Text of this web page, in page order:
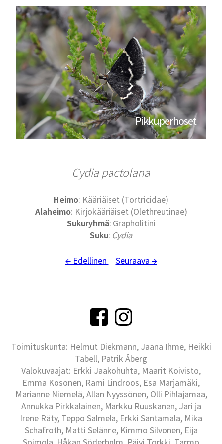
Pikkuperhoset
Cydia pactolana
Heimo: Kääriäiset (Tortricidae)
Alaheimo: Kirjokääriäiset (Olethreutinae)
Sukuryhmä: Grapholitini
Suku: Cydia
← Edellinen Seuraava →
Toimituskunta: Helmut Diekmann, Jaana Ihme, Heikki
Tabell, Patrik Åberg
Valokuvaajat: Erkki Jaakohuhta, Maarit Koivisto,
Emma Kosonen, Rami Lindroos, Esa Marjamäki,
Marianne Niemelä, Allan Nyyssönen, Olli Pihlajamaa,
Annukka Pirkkalainen, Markku Ruuskanen, Jari ja
Irene Räty, Teppo Salmela, Erkki Santamala, Mika
Schafroth, Matti Selänne, Kimmo Silvonen, Eija